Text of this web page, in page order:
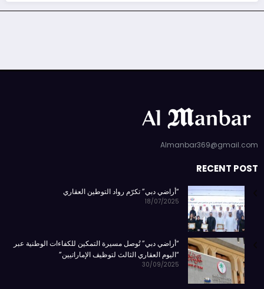
Almanbar369@gmail.com
RECENT POST
“أراضي دبي” تكرّم رواد التوطين العقاري
18/07/2025
“أراضي دبي” تُوصل مسيرة التمكين للكفاءات الوطنية عبر
“اليوم العقاري الثالث لتوظيف الإماراتيين”
30/09/2025